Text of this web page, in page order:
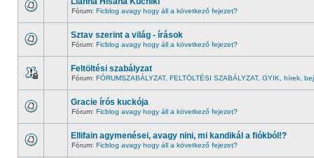
Fórum: Ficblog avagy hogy áll a következő fejezet?
Sztav szerint a világ - írások
Fórum: Ficblog avagy hogy áll a következő fejezet?
Feltöltési szabályzat
Fórum: FÓRUMSZABÁLYZAT, FELTÖLTÉSI SZABÁLYZAT, GYIK, hírek,
Gracie írós kuckója
Fórum: Ficblog avagy hogy áll a következő fejezet?
Ellifain agymenései, avagy nini, mi kandikál a fiókból!?
Fórum: Ficblog avagy hogy áll a következő fejezet?